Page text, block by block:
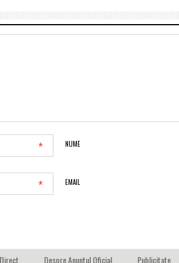
NUME
*
EMAIL
*
Despre Anuntul Oficial Publicitate